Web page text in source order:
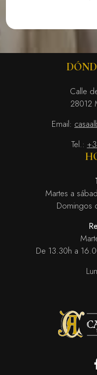
Calle
28012
Email:
Tel.:
Martes a
Domingos
De 13.30h a